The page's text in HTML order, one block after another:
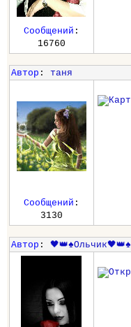
Сообщений :
16760
Автор : таня
Сообщений :
3130
Автор : 🖤👑♠️Ольчик🖤👑♠️